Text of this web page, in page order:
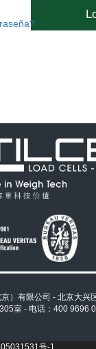
）有限公司 - 北京大兴
室 - 电话：400 9696
号-1